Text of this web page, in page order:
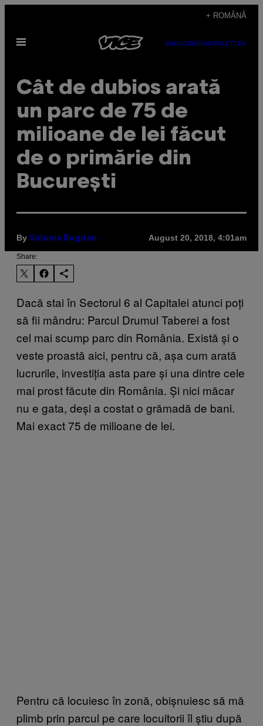
content
+ ROMÂNĂ
Open
SUBSCRIBENEWSLETTER
Cât de dubios arată
un parc de 75 de
milioane de lei făcut
de o primărie din
București
By Sidonia Bogdan August 20, 2018, 4:01am
Share:
Dacă stai în Sectorul 6 al Capitalei atunci poți
să fii mândru: Parcul Drumul Taberei a fost
cel mai scump parc din România. Există și o
veste proastă aici, pentru că, așa cum arată
lucrurile, investiția asta pare și una dintre cele
mai prost făcute din România. Și nici măcar
nu e gata, deși a costat o grămadă de bani.
Mai exact 75 de milioane de lei.
Pentru că locuiesc în zonă, obișnuiesc să mă
plimb prin parcul pe care locuitorii îl știu după